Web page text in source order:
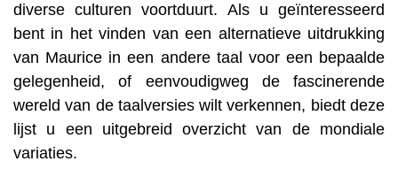
diverse culturen voortduurt. Als u geïnteresseerd
bent in het vinden van een alternatieve uitdrukking
van Maurice in een andere taal voor een bepaalde
gelegenheid, of eenvoudigweg de fascinerende
wereld van de taalversies wilt verkennen, biedt deze
lijst u een uitgebreid overzicht van de mondiale
variaties.